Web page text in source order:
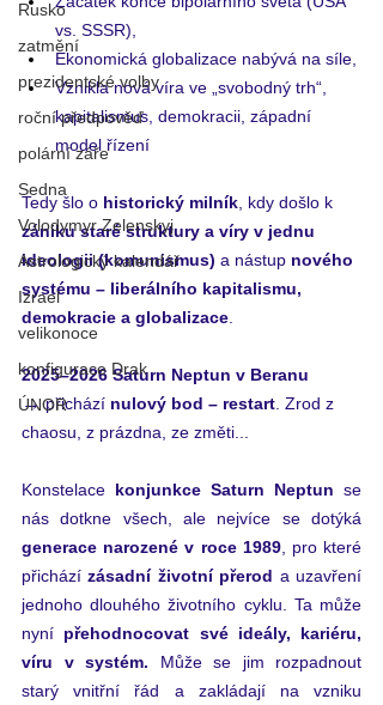
Rusko
zatmění
prezidentské volby
roční předpověď
polární záře
Sedna
Volodymyr Zelenskyj
Astrologický kalendář
Izrael
velikonoce
konfigurace Drak
ÚNOR
vs. SSSR),
Ekonomická globalizace nabývá na síle,
Vznikla nová víra ve „svobodný trh“,
kapitalismus, demokracii, západní
model řízení
Tedy šlo o historický milník , kdy došlo k
zániku staré struktury a víry v jednu
ideologii (komunismus) a nástup nového
systému – liberálního kapitalismu,
demokracie a globalizace
2025–2026 Saturn Neptun v Beranu
→ přichází nulový bod – restart . Zrod z
chaosu, z prázdna, ze změti...
Konstelace konjunkce Saturn Neptun se
generace narozené v roce 1989, pro které
přichází zásadní životní přerod a uzavření
jednoho dlouhého životního cyklu. Ta může
nyní přehodnocovat své ideály, kariéru,
víru v systém. Může se jim rozpadnout
starý vnitřní řád a zakládají na vzniku